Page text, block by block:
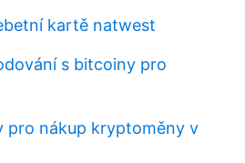
kartě natwest
s bitcoiny pro
pro nákup kryptoměny v